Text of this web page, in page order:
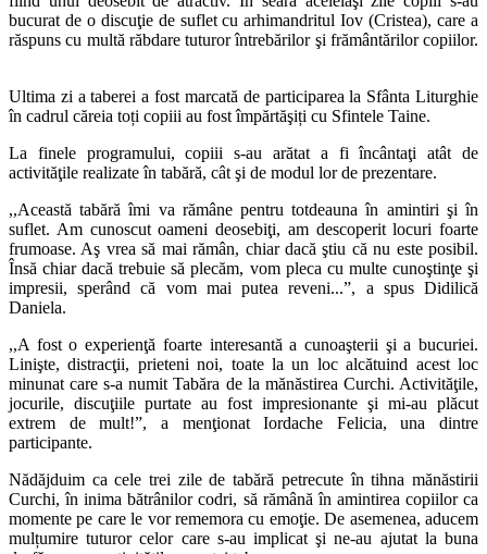
bucurat de o discuţie de suflet cu arhimandritul Iov (Cristea), care a
răspuns cu multă răbdare tuturor întrebărilor şi frământărilor copiilor.
Ultima zi a taberei a fost marcată de participarea la Sfânta Liturghie
în cadrul căreia toți copiii au fost împărtăşiți cu Sfintele Taine.
La finele programului, copiii s-au arătat a fi încântaţi atât de
activităţile realizate în tabără, cât şi de modul lor de prezentare.
,,Această tabără îmi va rămâne pentru totdeauna în amintiri şi în
suflet. Am cunoscut oameni deosebiţi, am descoperit locuri foarte
frumoase. Aş vrea să mai rămân, chiar dacă ştiu că nu este posibil.
Însă chiar dacă trebuie să plecăm, vom pleca cu multe cunoştinţe şi
impresii, sperând că vom mai putea reveni...”, a spus Didilică
Daniela.
,,A fost o experienţă foarte interesantă a cunoaşterii şi a bucuriei.
Linişte, distracţii, prieteni noi, toate la un loc alcătuind acest loc
minunat care s-a numit Tabăra de la mănăstirea Curchi. Activităţile,
jocurile, discuţiile purtate au fost impresionante şi mi-au plăcut
extrem de mult!”, a menţionat Iordache Felicia, una dintre
participante.
Nădăjduim ca cele trei zile de tabără petrecute în tihna mănăstirii
Curchi, în inima bătrânilor codri, să rămână în amintirea copiilor ca
momente pe care le vor rememora cu emoţie. De asemenea, aducem
mulțumire tuturor celor care s-au implicat şi ne-au ajutat la buna